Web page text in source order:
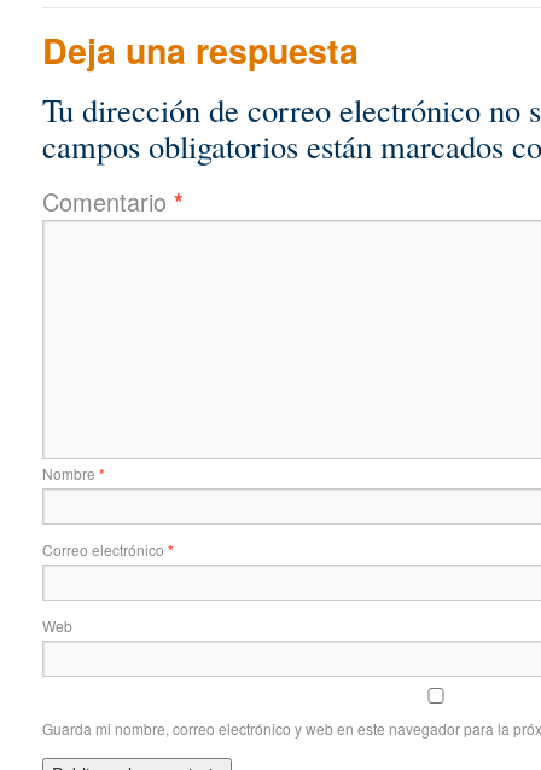
Deja una respuesta
Tu dirección de correo electrónico no
campos obligatorios están marcados
Comentario *
Nombre *
Correo electrónico *
Web
Guarda mi nombre, correo electrónico y web en este navegador para la